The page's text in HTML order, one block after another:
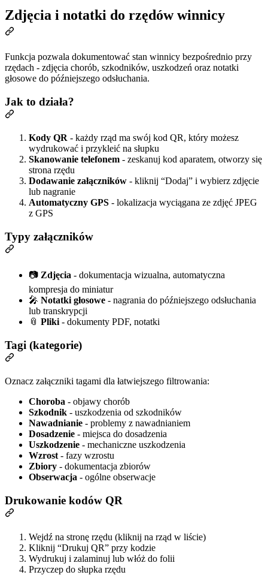
Zdjęcia i notatki do rzędów winnicy
Funkcja pozwala dokumentować stan winnicy bezpośrednio przy
rzędach - zdjęcia chorób, szkodników, uszkodzeń oraz notatki
głosowe do późniejszego odsłuchania.
Jak to działa?
Kody QR - każdy rząd ma swój kod QR, który możesz
wydrukować i przykleić na słupku
Skanowanie telefonem - zeskanuj kod aparatem, otworzy się
strona rzędu
Dodawanie załączników - kliknij “Dodaj” i wybierz zdjęcie
lub nagranie
Automatyczny GPS - lokalizacja wyciągana ze zdjęć JPEG
z GPS
Typy załączników
📷 Zdjęcia - dokumentacja wizualna, automatyczna
kompresja do miniatur
🎤 Notatki głosowe - nagrania do późniejszego odsłuchania
lub transkrypcji
📎 Pliki - dokumenty PDF, notatki
Tagi (kategorie)
Oznacz załączniki tagami dla łatwiejszego filtrowania:
Choroba - objawy chorób
Szkodnik - uszkodzenia od szkodników
Nawadnianie - problemy z nawadnianiem
Dosadzenie - miejsca do dosadzenia
Uszkodzenie - mechaniczne uszkodzenia
Wzrost - fazy wzrostu
Zbiory - dokumentacja zbiorów
Obserwacja - ogólne obserwacje
Drukowanie kodów QR
Wejdź na stronę rzędu (kliknij na rząd w liście)
Kliknij “Drukuj QR” przy kodzie
Wydrukuj i zalaminuj lub włóż do folii
Przyczep do słupka rzędu